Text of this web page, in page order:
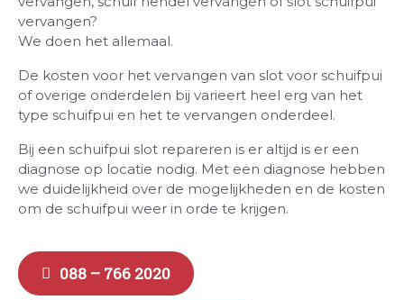
vervangen?
We doen het allemaal.
De kosten voor het vervangen van slot voor schuifpui
of overige onderdelen bij varieert heel erg van het
type schuifpui en het te vervangen onderdeel.
Bij een schuifpui slot repareren is er altijd is er een
diagnose op locatie nodig. Met een diagnose hebben
we duidelijkheid over de mogelijkheden en de kosten
om de schuifpui weer in orde te krijgen.
088 – 766 2020